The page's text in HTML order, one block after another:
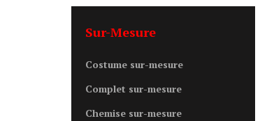
Sur-Mesure
Costume sur-mesure
Complet sur-mesure
Chemise sur-mesure